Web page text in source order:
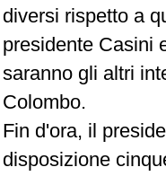
diversi rispetto a
presidente Casini
saranno gli altri
Colombo.
Fin d'ora, il
disposizione